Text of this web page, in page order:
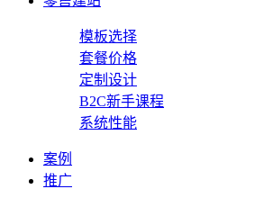
模板选择
套餐价格
定制设计
B2C新手课程
系统性能
案例
推广